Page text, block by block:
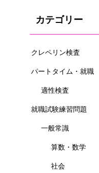
カテゴリー
クレペリン検査
パートタイム・就職
適性検査
就職試験練習問題
一般常識
算数・数学
社会